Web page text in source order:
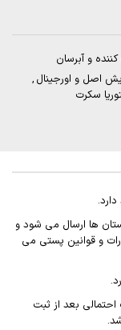
و آبرسان
اصل و اورجینال ,
سکرت
ها ارسال می شود و
و قوانین پستی می
بعد از ثبت